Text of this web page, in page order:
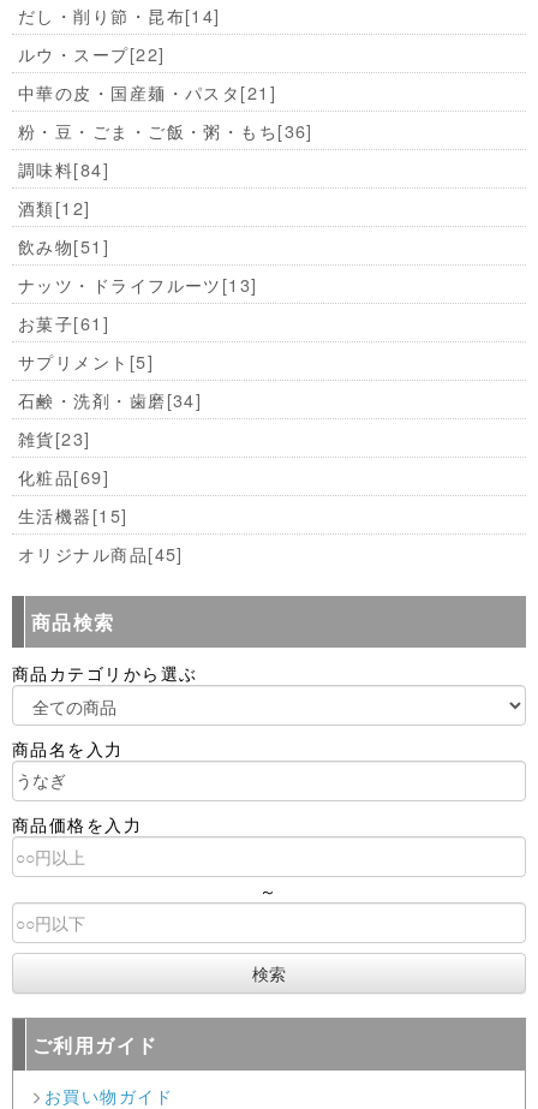
だし・削り節・昆布[14]
ルウ・スープ[22]
中華の皮・国産麺・パスタ[21]
粉・豆・ごま・ご飯・粥・もち[36]
調味料[84]
酒類[12]
飲み物[51]
ナッツ・ドライフルーツ[13]
お菓子[61]
サプリメント [5]
石鹸・洗剤・歯磨[34]
雑貨[23]
化粧品[69]
生活機器[15]
オリジナル商品[45]
商品検索
商品カテゴリから選ぶ
商品名を入力
商品価格を入力
～
ご利用ガイド
お買い物ガイド